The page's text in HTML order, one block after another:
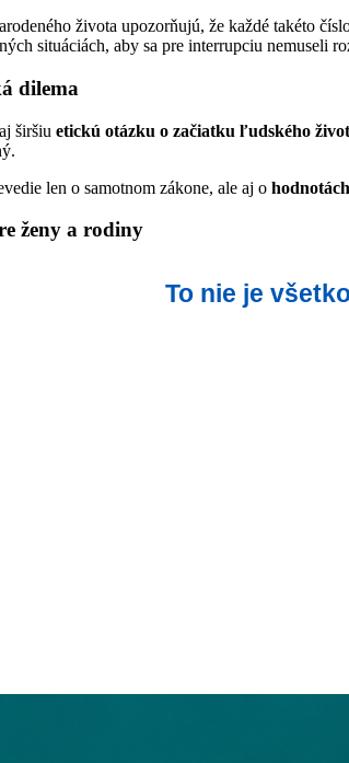
života upozorňujú, že každé takéto
situáciách, aby sa pre interrupciu nemuseli
dilema
širšiu etickú otázku o začiatku ľudského
len o samotnom zákone, ale aj o
ženy a rodiny
To nie je